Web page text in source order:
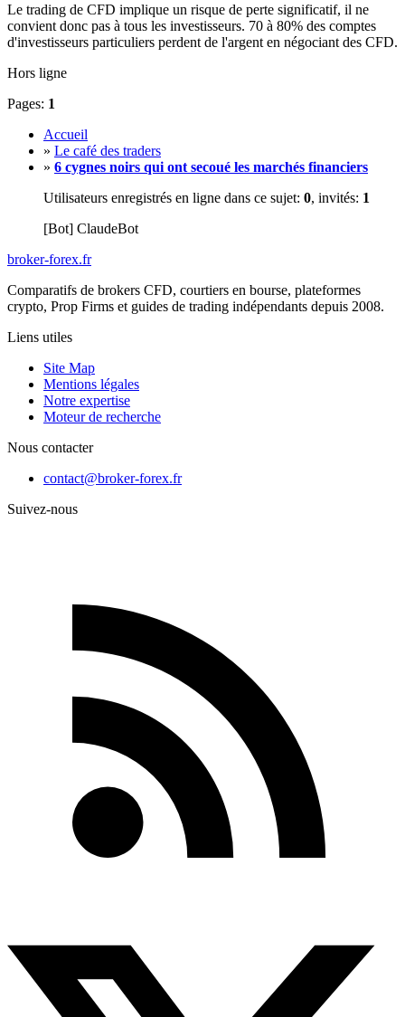
Le trading de CFD implique un risque de perte significatif, il ne
convient donc pas à tous les investisseurs. 70 à 80% des comptes
d'investisseurs particuliers perdent de l'argent en négociant des CFD.
Hors ligne
Pages: 1
Accueil
» Le café des traders
» 6 cygnes noirs qui ont secoué les marchés financiers
Utilisateurs enregistrés en ligne dans ce sujet: 0, invités: 1
[Bot] ClaudeBot
broker-forex.fr
Comparatifs de brokers CFD, courtiers en bourse, plateformes
crypto, Prop Firms et guides de trading indépendants depuis 2008.
Liens utiles
Site Map
Mentions légales
Notre expertise
Moteur de recherche
Nous contacter
contact@broker-forex.fr
Suivez-nous